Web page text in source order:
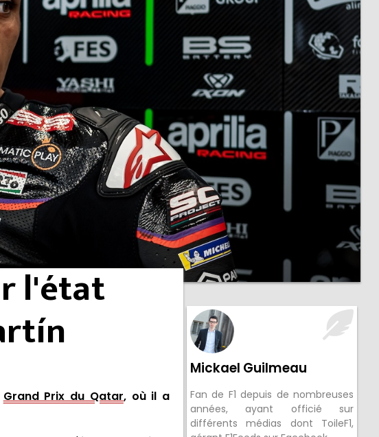
l'état
Grand Prix du Qatar, où il a
Mickael Guilmeau
Fan de F1 depuis de nombreuses
années, ayant officié sur
différents médias dont ToileF1,